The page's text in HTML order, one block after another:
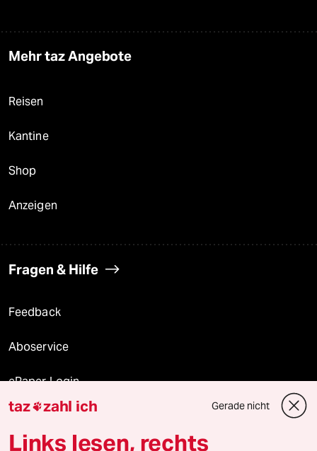
Mehr taz Angebote
Reisen
Kantine
Shop
Anzeigen
Fragen & Hilfe
Feedback
Aboservice
ePaper Login
Downloads für Abonnierende
taz zahl ich Gerade nicht
Links lesen, rechts